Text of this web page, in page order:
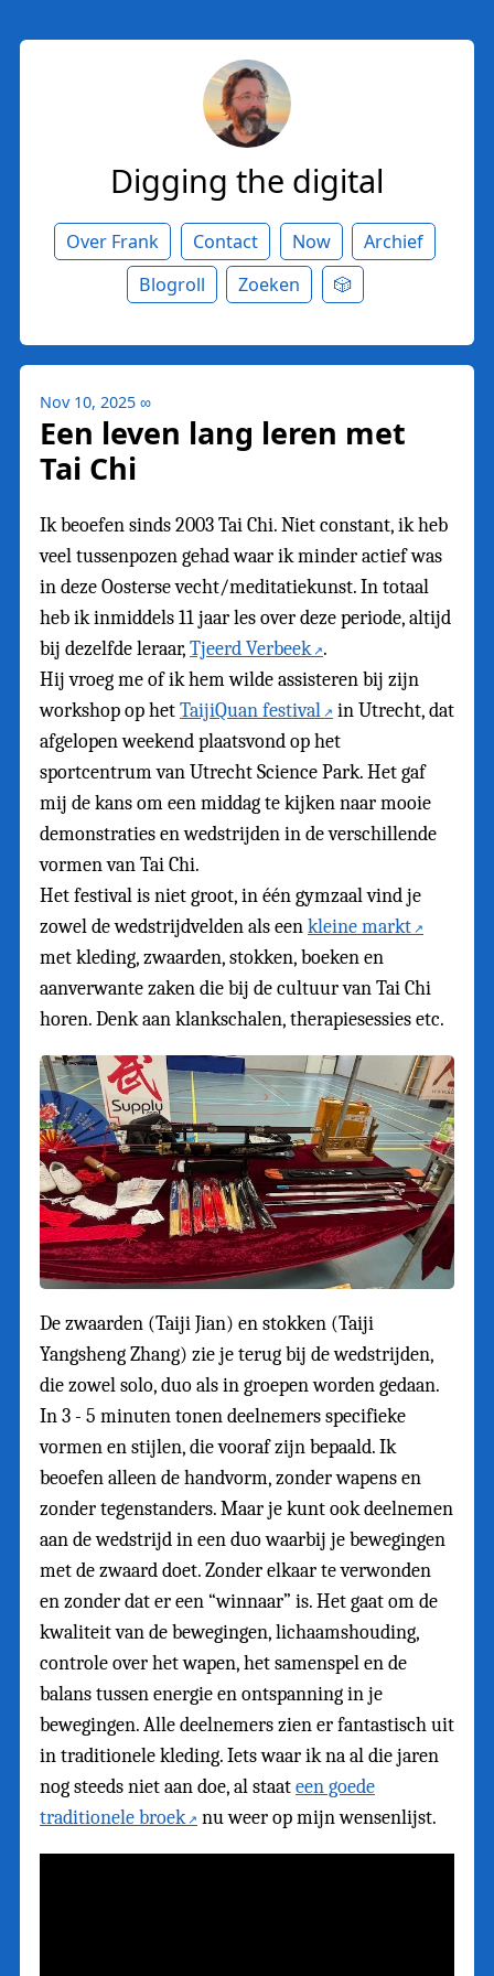
Digging the digital
Over Frank Contact Now
Archief
Blogroll
Zoeken 🎲
Nov 10, 2025 ∞
Een leven lang leren met
Tai Chi
Ik beoefen sinds 2003 Tai Chi. Niet constant, ik heb
veel tussenpozen gehad waar ik minder actief was
in deze Oosterse vecht/meditatiekunst. In totaal
heb ik inmiddels 11 jaar les over deze periode, altijd
bij dezelfde leraar,Tjeerd Verbeek .
Hij vroeg me of ik hem wilde assisteren bij zijn
workshop op hetTaijiQuan festival
in Utrecht, dat
afgelopen weekend plaatsvond op het
sportcentrum van Utrecht Science Park. Het gaf
mij de kans om een middag te kijken naar mooie
demonstraties en wedstrijden in de verschillende
vormen van Tai Chi.
Het festival is niet groot, in één gymzaal vind je
zowel de wedstrijdvelden als eenkleine markt
met kleding, zwaarden, stokken, boeken en
aanverwante zaken die bij de cultuur van Tai Chi
horen. Denk aan klankschalen, therapiesessies etc.
De zwaarden (Taiji Jian) en stokken (Taiji
Yangsheng Zhang) zie je terug bij de wedstrijden,
die zowel solo, duo als in groepen worden gedaan.
In 3 - 5 minuten tonen deelnemers specifieke
vormen en stijlen, die vooraf zijn bepaald. Ik
beoefen alleen de handvorm, zonder wapens en
zonder tegenstanders. Maar je kunt ook deelnemen
aan de wedstrijd in een duo waarbij je bewegingen
met de zwaard doet. Zonder elkaar te verwonden
en zonder dat er een “winnaar” is. Het gaat om de
kwaliteit van de bewegingen, lichaamshouding,
controle over het wapen, het samenspel en de
balans tussen energie en ontspanning in je
bewegingen. Alle deelnemers zien er fantastisch uit
in traditionele kleding. Iets waar ik na al die jaren
nog steeds niet aan doe, al staateen goede
traditionele broek
nu weer op mijn wensenlijst.